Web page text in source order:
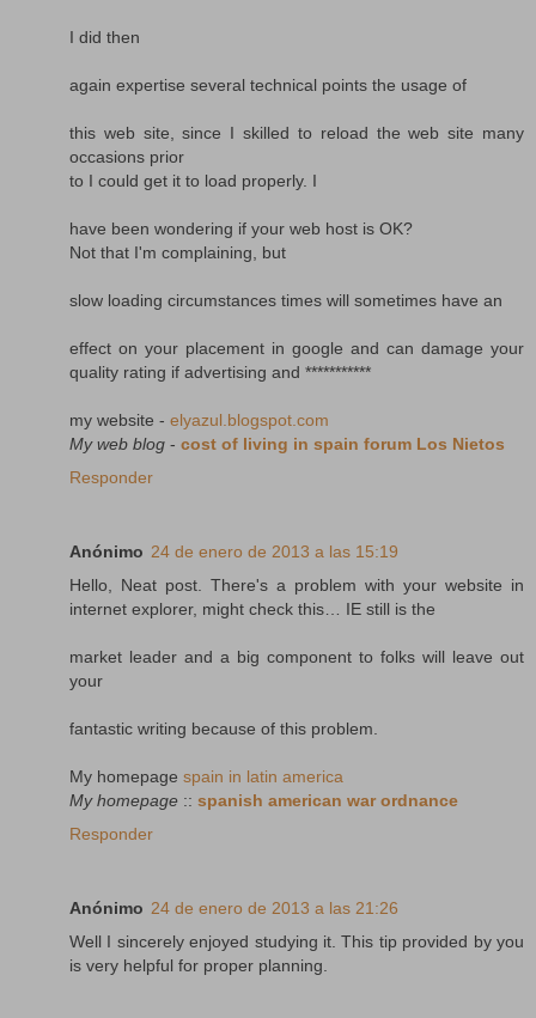
I did then
again expertise several technical points the usage of
this web site, since I skilled to reload the web site many
occasions prior
to I could get it to load properly. I
have been wondering if your web host is OK?
Not that I'm complaining, but
slow loading circumstances times will sometimes have an
effect on your placement in google and can damage your
quality rating if advertising and ***********
my website - elyazul.blogspot.com
My web blog - cost of living in spain forum Los Nietos
Responder
Anónimo 24 de enero de 2013 a las 15:19
Hello, Neat post. There's a problem with your website in
internet explorer, might check this… IE still is the
market leader and a big component to folks will leave out
your
fantastic writing because of this problem.
My homepage spain in latin america
My homepage :: spanish american war ordnance
Responder
Anónimo 24 de enero de 2013 a las 21:26
Well I sincerely enjoyed studying it. This tip provided by you
is very helpful for proper planning.